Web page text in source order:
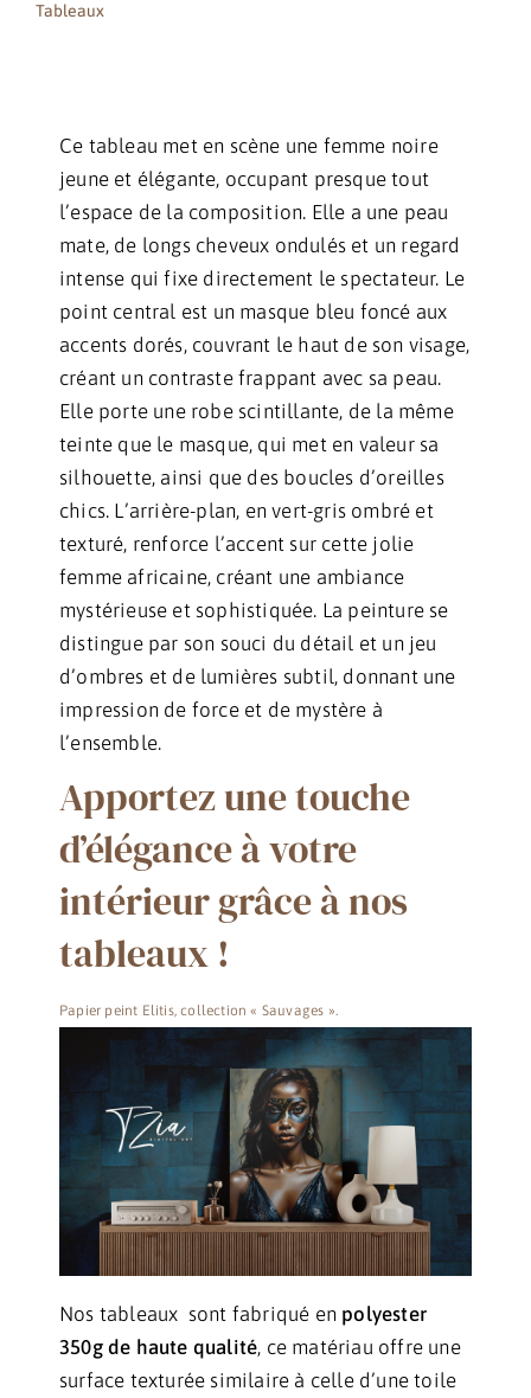
Tableaux
Ce tableau met en scène une femme noire
jeune et élégante, occupant presque tout
l’espace de la composition. Elle a une peau
mate, de longs cheveux ondulés et un regard
intense qui fixe directement le spectateur. Le
point central est un masque bleu foncé aux
accents dorés, couvrant le haut de son visage,
créant un contraste frappant avec sa peau.
Elle porte une robe scintillante, de la même
teinte que le masque, qui met en valeur sa
silhouette, ainsi que des boucles d’oreilles
chics. L’arrière-plan, en vert-gris ombré et
texturé, renforce l’accent sur cette jolie
femme africaine, créant une ambiance
mystérieuse et sophistiquée. La peinture se
distingue par son souci du détail et un jeu
d’ombres et de lumières subtil, donnant une
impression de force et de mystère à
l’ensemble.
Apportez une touche
d’élégance à votre
intérieur grâce à nos
tableaux !
Papier peint Elitis, collection « Sauvages ».
Nos tableaux sont fabriqué en polyester
350g de haute qualité, ce matériau offre une
surface texturée similaire à celle d’une toile